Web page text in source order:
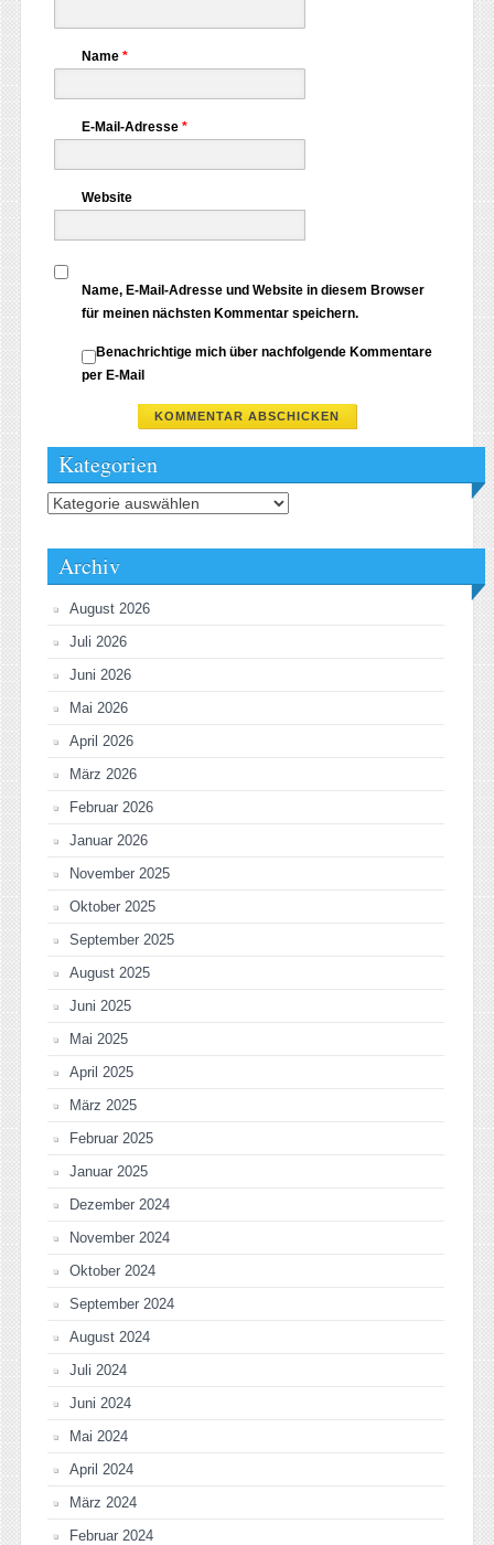
Name *
E-Mail-Adresse *
Website
Name, E-Mail-Adresse und Website in diesem Browser
für meinen nächsten Kommentar speichern.
Benachrichtige mich über nachfolgende Kommentare
per E-Mail
Kategorien
Kategorien
Archiv
August 2026
Juli 2026
Juni 2026
Mai 2026
April 2026
März 2026
Februar 2026
Januar 2026
November 2025
Oktober 2025
September 2025
August 2025
Juni 2025
Mai 2025
April 2025
März 2025
Februar 2025
Januar 2025
Dezember 2024
November 2024
Oktober 2024
September 2024
August 2024
Juli 2024
Juni 2024
Mai 2024
April 2024
März 2024
Februar 2024